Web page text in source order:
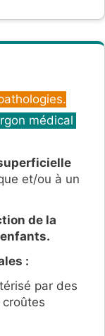
médical
et/ou à un
de la
:
par des